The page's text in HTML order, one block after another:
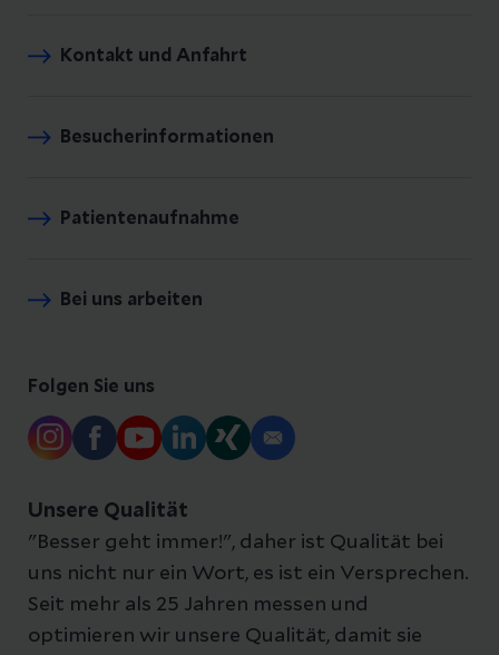
Kontakt und Anfahrt
Besucherinformationen
Patientenaufnahme
Bei uns arbeiten
Folgen Sie uns
Unsere Qualität
"Besser geht immer!", daher ist Qualität bei
uns nicht nur ein Wort, es ist ein Versprechen.
Seit mehr als 25 Jahren messen und
optimieren wir unsere Qualität, damit sie